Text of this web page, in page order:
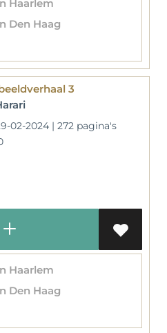
Haarlem
Den Haag
3
02-2024 | 272 pagina's
Haarlem
Den Haag